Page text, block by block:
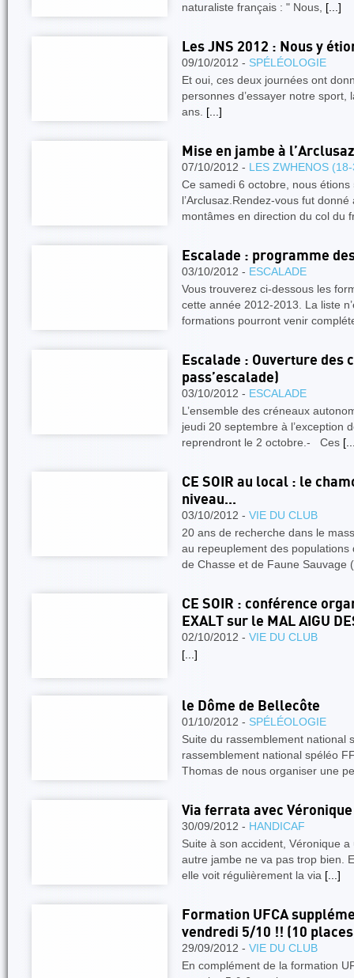
naturaliste français : " Nous, [...]
Les JNS 2012 : Nous y
09/10/2012 - SPÉLÉOLOGIE
Et oui, ces deux journées ont
personnes d’essayer notre
ans. [...]
Mise en jambe à
07/10/2012 - LES ZWHENOS
Ce samedi 6 octobre, nous étions
l’Arclusaz.Rendez-vous fut
montâmes en direction du col du
Escalade : programme
03/10/2012 - ESCALADE
Vous trouverez ci-dessous les
cette année 2012-2013. La liste
formations pourront venir
Escalade : Ouverture des
pass’escalade)
03/10/2012 - ESCALADE
L’ensemble des créneaux
jeudi 20 septembre à l’exception
reprendront le 2 octobre.- Ces
CE SOIR au local : le
niveau...
03/10/2012 - VIE DU CLUB
20 ans de recherche dans le
au repeuplement des
de Chasse et de Faune Sauvage
CE SOIR : conférence
EXALT sur le MAL AIGU
02/10/2012 - VIE DU CLUB
[...]
le Dôme de Bellecôte
01/10/2012 - SPÉLÉOLOGIE
Suite du rassemblement national
rassemblement national spéléo
Thomas de nous organiser une
Via ferrata avec Véronique
30/09/2012 - HANDICAF
Suite à son accident, Véronique
autre jambe ne va pas trop bien.
elle voit régulièrement la via [...]
Formation UFCA
vendredi 5/10 !! (10
29/09/2012 - VIE DU CLUB
En complément de la formation